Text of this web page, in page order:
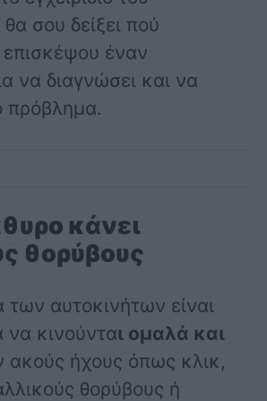
σου δείξει πού
επισκέψου έναν
να διαγνώσει και να
πρόβλημα.
κάνει
θορύβους
αυτοκινήτων είναι
να κινούνται ομαλά και
ακούς ήχους όπως κλικ,
θορύβους ή